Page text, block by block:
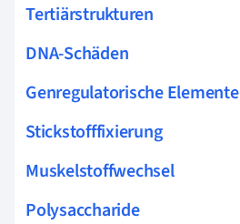
Tertiärstrukturen
DNA-Schäden
Genregulatorische Elemente
Stickstofffixierung
Muskelstoffwechsel
Polysaccharide